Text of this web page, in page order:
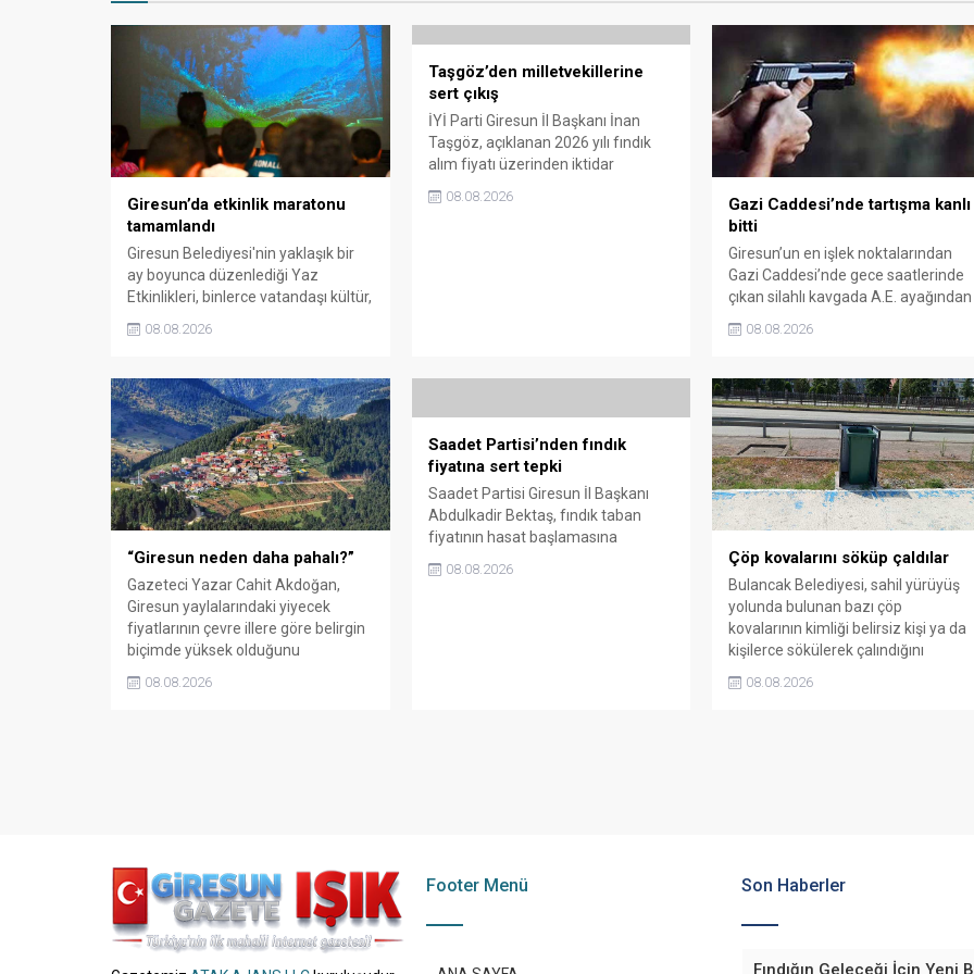
Giresun’da etkinlik maratonu
tamamlandı
Giresun Belediyesi'nin yaklaşık bir
ay boyunca düzenlediği Yaz
Etkinlikleri, binlerce vatandaşı kültür,
Yoğun ilgi gören organizasyonun
süresi de 16 Ağustos'a kadar
uzatıldı.
08.08.2026
Taşgöz’den milletvekillerine
sert çıkış
İYİ Parti Giresun İl Başkanı İnan
Taşgöz, açıklanan 2026 yılı fındık
alım fiyatı üzerinden iktidar
eleştirdi. Taşgöz, üreticinin
08.08.2026
Gazi Caddesi’nde tartışma kanlı
bitti
Giresun’un en işlek noktalarından
Gazi Caddesi’nde gece saatlerinde
çıkan silahlı kavgada A.E. ayağından
süreli panik yaşanırken polis geniş
08.08.2026
“Giresun neden daha pahalı?”
Gazeteci Yazar Cahit Akdoğan,
Giresun yaylalarındaki yiyecek
fiyatlarının çevre illere göre belirgin
biçimde yüksek olduğunu
Orman İl Müdürlüğü ile ilgili
08.08.2026
Saadet Partisi’nden fındık
fiyatına sert tepki
Saadet Partisi Giresun İl Başkanı
Abdulkadir Bektaş, fındık taban
fiyatının hasat başlamasına
gösterdi. Bektaş, maliyetlerin
08.08.2026
Çöp kovalarını söküp çaldılar
Bulancak Belediyesi, sahil yürüyüş
yolunda bulunan bazı çöp
kovalarının kimliği belirsiz kişi ya da
kişilerce sökülerek çalındığını
zarar verenlerin tespiti için
08.08.2026
Footer Menü Son Haberler
Fındığın Geleceği İçin Yeni